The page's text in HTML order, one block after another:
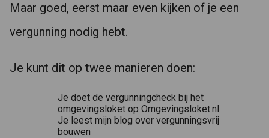
Maar goed, eerst maar even kijken of je een
vergunning nodig hebt.
Je kunt dit op twee manieren doen:
Je doet de vergunningcheck bij het
omgevingsloket op Omgevingsloket.nl
Je leest mijn blog over vergunningsvrij
bouwen